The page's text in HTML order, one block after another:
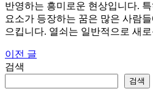
반영하는 흥미로운 현상입니다.
요소가 등장하는 꿈은 많은 사람
으킵니다. 열쇠는 일반적으로 새
글
탐
이전 글
검색
검색